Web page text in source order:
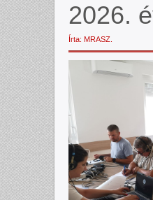
2026.
Írta: MRASZ.